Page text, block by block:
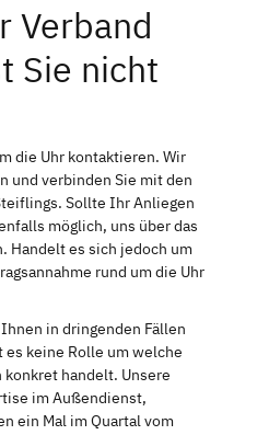
Verband
Sie nicht
die Uhr kontaktieren. Wir
und verbinden Sie mit den
Sollte Ihr Anliegen
möglich, uns über das
Handelt es sich jedoch um
rund um die Uhr
in dringenden Fällen
keine Rolle um welche
handelt. Unsere
im Außendienst,
ein Mal im Quartal vom